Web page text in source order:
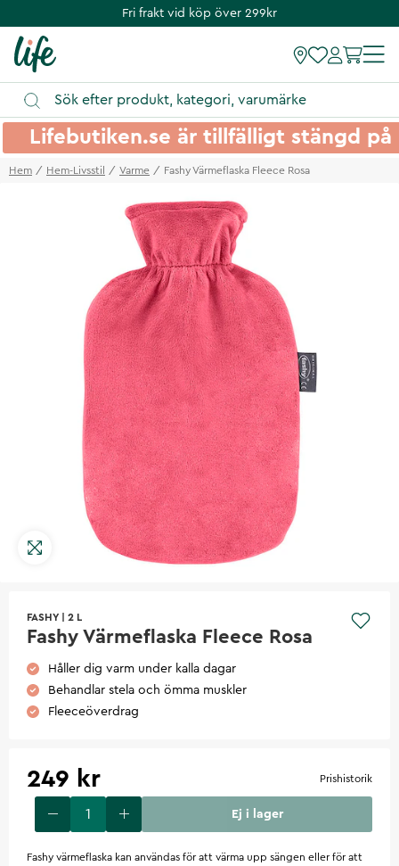
Fri frakt vid köp över 299kr
Lifebutiken.se är tillfälligt stängd
Hem Hem-Livsstil Varme Fashy Värmeflaska Fleece Rosa
FASHY 2 L
Fashy Värmeflaska Fleece Rosa
Håller dig varm under kalla dagar
Behandlar stela och ömma muskler
Fleeceöverdrag
249 kr Prishistorik
Ej i lager
Fashy värmeflaska kan användas för att värma upp sängen eller för att